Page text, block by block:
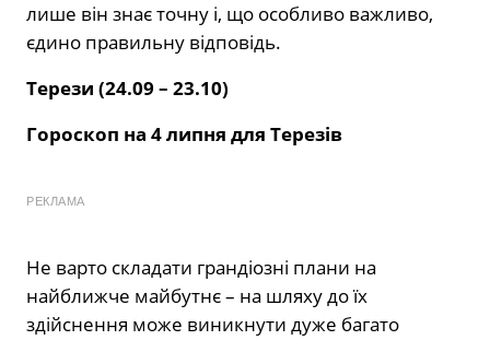
лише він знає точну і, що особливо важливо,
єдино правильну відповідь.
Терези (24.09 – 23.10)
Гороскоп на 4 липня для Терезів
РЕКЛАМА
Не варто складати грандіозні плани на
найближче майбутнє – на шляху до їх
здійснення може виникнути дуже багато